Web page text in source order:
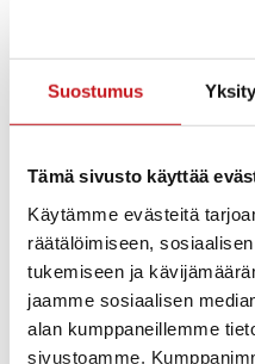
Suostumus
Tämä sivusto käyttää
Käytämme evästeitä
räätälöimiseen,
tukemiseen ja
jaamme sosiaalisen
alan kumppaneillemme
sivustoamme.
osakilpailu 9.-10.02.2024
luistellaan aikalaskut,
joukkuekisa illalla.
uudistunut haastaja +
luistelemaan iltakisana
Rautalammin
tapahtuman facebook-